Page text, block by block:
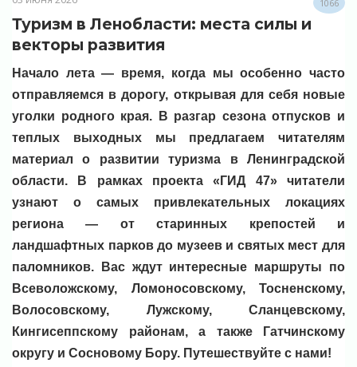
1066
Туризм в Ленобласти: места силы и
векторы развития
Начало лета — время, когда мы особенно часто
отправляемся в дорогу, открывая для себя новые
уголки родного края. В разгар сезона отпусков и
теплых выходных мы предлагаем читателям
материал о развитии туризма в Ленинградской
области. В рамках проекта «ГИД 47» читатели
узнают о самых привлекательных локациях
региона — от старинных крепостей и
ландшафтных парков до музеев и святых мест для
паломников. Вас ждут интересные маршруты по
Всеволожскому, Ломоносовскому, Тосненскому,
Волосовскому, Лужскому, Сланцевскому,
Кингисеппскому районам, а также Гатчинскому
округу и Сосновому Бору. Путешествуйте с нами!